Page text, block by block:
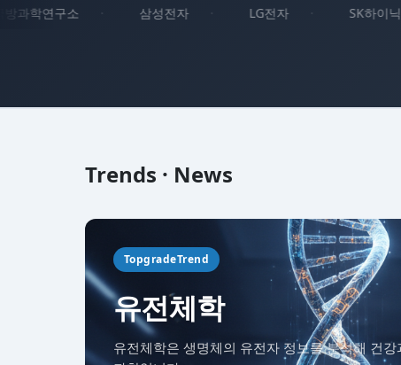
국방과학연구소 삼성전자 LG전자 SK하이
Trends · News
TopgradeTrend
유전체학
유전체학은 생명체의 유전자 정보를 분석해 건